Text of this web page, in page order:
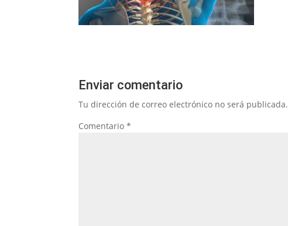
Enviar comentario
Tu dirección de correo electrónico no será publicada.
Comentario*